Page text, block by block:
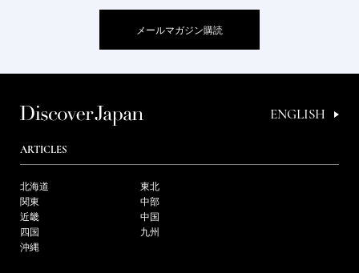
メールマガジン購読
ENGLISH
ARTICLES
北海道
東北
関東
中部
近畿
中国
四国
九州
沖縄